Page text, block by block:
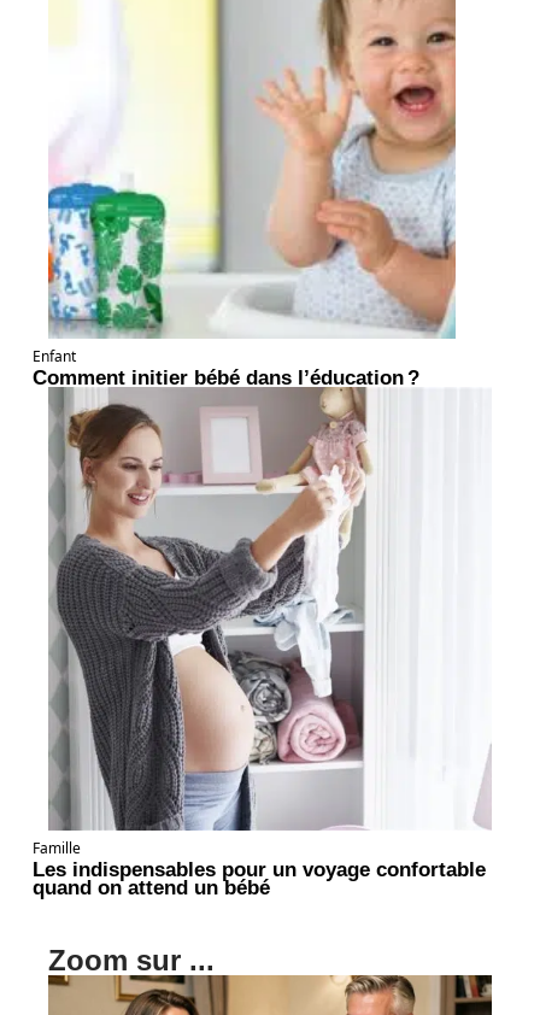
Enfant
Comment initier bébé dans l’éducation ?
Famille
Les indispensables pour un voyage confortable
quand on attend un bébé
Zoom sur ...